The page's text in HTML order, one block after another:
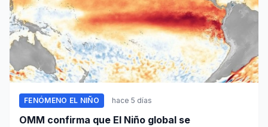
FENÓMENO EL NIÑO hace 5 días
OMM confirma que El Niño global se